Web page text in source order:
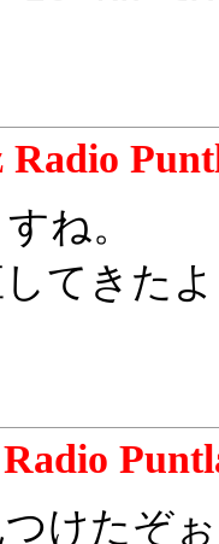
Radio
ね。
てきた
つけたぞ